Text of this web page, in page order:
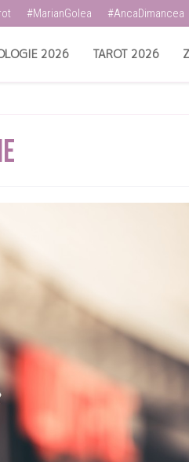
#MarianGolea #AncaDimancea
2026 TAROT 2026